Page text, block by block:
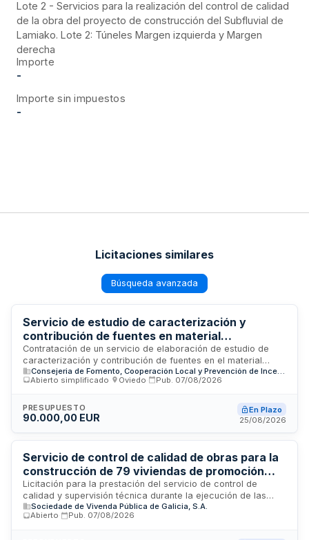
Lote 2 - Servicios para la realización del control de calidad
de la obra del proyecto de construcción del Subfluvial de
Lamiako. Lote 2: Túneles Margen izquierda y Margen
derecha
Importe
-
Importe sin impuestos
-
Licitaciones similares
Búsqueda avanzada
Servicio de estudio de caracterización y
contribución de fuentes en material
particulado atmosférico - Estación de El
Lauredal de Gijón
Contratación de un servicio de elaboración de estudio de
caracterización y contribución de fuentes en el material
particulado atmosférico en el entorno de la estación de
control de la calidad del aire de El Lauredal de Gijón. El
mediante procedimiento abierto simplificado para realizar un
análisis técnico especializado sobre la composición y origen
estudio.
Consejeria de Fomento, Cooperación Local y Prevención de Incendios del Principado de Asturias
Abierto simplificado
Oviedo Pub. 07/08/2026
PRESUPUESTO
90.000,00 EUR
En Plazo
25/08/2026
Servicio de control de calidad de obras para la
construcción de 79 viviendas de promoción
pública en Ames, A Coruña
Licitación para la prestación del servicio de control de
calidad y supervisión técnica durante la ejecución de las
obras de construcción de un edificio de setenta y nueve
viviendas de promoción pública ubicado en la parcela S-15
Sociedade de Vivenda Pública de Galicia, S.A.
Abierto
Pub. 07/08/2026